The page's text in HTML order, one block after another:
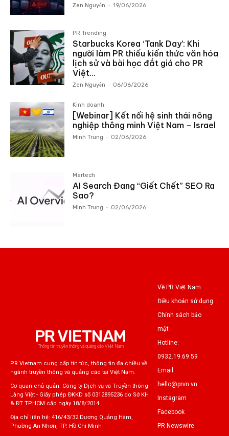
Zen Nguyễn - 19/06/2026
PR Trending
Starbucks Korea ‘Tank Day’: Khi
người làm PR thiếu kiến thức văn hóa
lịch sử và bài học đắt giá cho PR
Việt...
Zen Nguyễn - 06/06/2026
Kinh doanh
[Webinar] Kết nối hệ sinh thái nông
nghiệp thông minh Việt Nam – Israel
Minh Trung - 02/06/2026
Martech
AI Search Đang “Giết Chết” SEO Ra
Sao?
Minh Trung - 02/06/2026
PR VIETNAM
Thông tin truyền thông và quảng cáo Việt Nam
PR Vietnam cung cấp tin tức, thông tin đa chiều về
ngành truyền thông và quảng cáo tại Việt Nam.
Cơ quan chủ quản: Công ty Dịch vụ và Truyền thông
Làng Việt - Giấy phép ĐKKD số 0312895236 do Sở KH
& ĐT TPHCM cấp ngày 18/8/2014.
Địa chỉ liên hệ: 416/43/32 Dương Quảng Hàm,
Phường An Nhơn, TP. Hồ Chí Minh
Về PR Việt Nam
Điều khoản sử dụng
Chính sách bảo
mật
Hotline:
0932.19.69.59
Email:
hello@prvn.vn
Instagram
Facebook
PR Newswire